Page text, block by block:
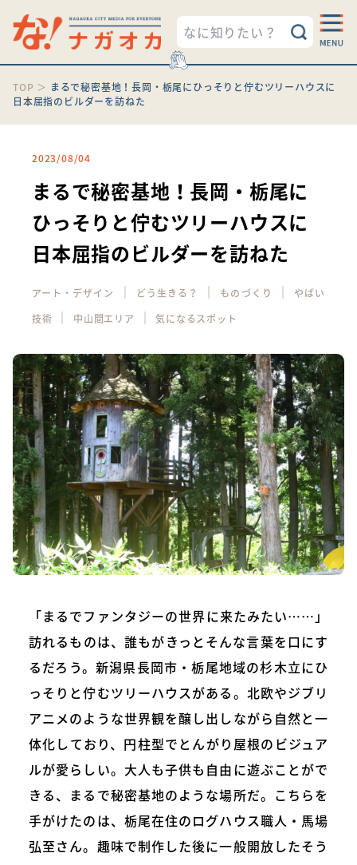
TOP ＞ まるで秘密基地！長岡・栃尾にひっそりと佇むツリーハウスに
日本屈指のビルダーを訪ねた
2023/08/04
まるで秘密基地！長岡・栃尾に
ひっそりと佇むツリーハウスに
日本屈指のビルダーを訪ねた
アート・デザイン ｜ どう生きる？ ｜ ものづくり ｜
やばい
技術
｜ 中山間エリア ｜気になるスポット
「まるでファンタジーの世界に来たみたい……」
訪れるものは、誰もがきっとそんな言葉を口にす
るだろう。新潟県長岡市・栃尾地域の杉木立にひ
っそりと佇むツリーハウスがある。北欧やジブリ
アニメのような世界観を醸し出しながら自然と一
体化しており、円柱型でとんがり屋根のビジュア
ルが愛らしい。大人も子供も自由に遊ぶことがで
きる、まるで秘密基地のような場所だ。こちらを
手がけたのは、栃尾在住のログハウス職人・馬場
弘至さん。趣味で制作した後に一般開放したそう